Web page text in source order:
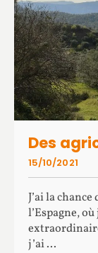
Des
J’ai la
l’Espagne,
j’ai ...
15/10/2021